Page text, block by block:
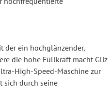
der ein hochglänzender,
die hohe Füllkraft macht Gliz
High-Speed-Maschine zur
sich durch seine